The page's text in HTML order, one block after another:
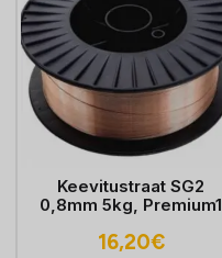
Keevitustraat SG2
0,8mm 5kg, Premium1
16,20€